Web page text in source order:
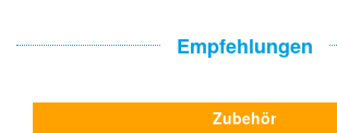
Empfehlungen
Zubehör